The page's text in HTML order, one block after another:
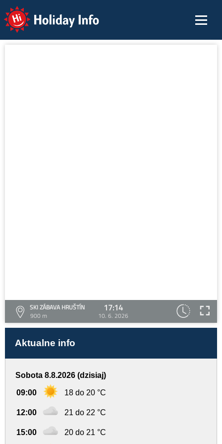
Holiday Info
SKI ZÁBAVA HRUŠTÍN
900 m
17:14
10. 6. 2026
Aktualne info
Sobota 8.8.2026 (dzisiaj)
09:00 18 do 20 °C
12:00 21 do 22 °C
15:00 20 do 21 °C